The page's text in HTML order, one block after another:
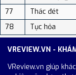
77
Thác đét
78
Tục hỏa
VREVIEW.VN -
VReview.vn giúp